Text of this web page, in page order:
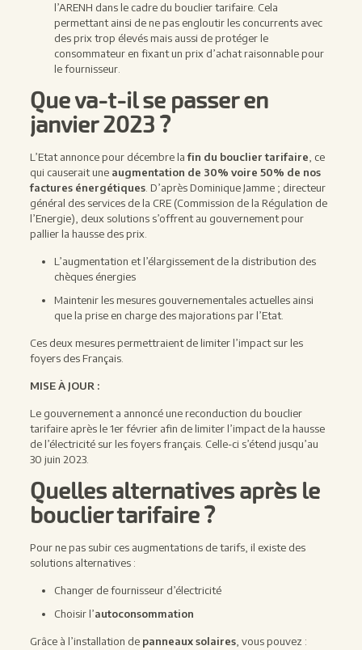
l’ARENH dans le cadre du bouclier tarifaire. Cela
permettant ainsi de ne pas engloutir les concurrents avec
des prix trop élevés mais aussi de protéger le
consommateur en fixant un prix d’achat raisonnable pour
le fournisseur.
Que va-t-il se passer en
janvier 2023 ?
L’Etat annonce pour décembre lafin du bouclier tarifaire, ce
qui causerait une augmentation de 30% voire 50% de nos
factures énergétiques. D’après Dominique Jamme ; directeur
général des services de la CRE (Commission de la Régulation de
l’Energie), deux solutions s’offrent au gouvernement pour
pallier la hausse des prix.
L’augmentation et l’élargissement de la distribution des
chèques énergies
Maintenir les mesures gouvernementales actuelles ainsi
que la prise en charge des majorations par l’Etat.
Ces deux mesures permettraient de limiter l’impact sur les
foyers des Français.
MISE À JOUR :
Le gouvernement a annoncé une reconduction du bouclier
tarifaire après le 1er février afin de limiter l’impact de la hausse
de l’électricité sur les foyers français. Celle-ci s’étend jusqu’au
30 juin 2023.
Quelles alternatives après le
bouclier tarifaire ?
Pour ne pas subir ces augmentations de tarifs, il existe des
solutions alternatives :
Changer de fournisseur d’électricité
Choisir l’autoconsommation
Grâce à l’installation de panneaux solaires, vous pouvez :